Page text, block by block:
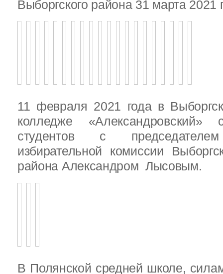
Выборгского района 31 марта 2021
11 февраля 2021 года в
колледже «Александровский»
студентов с председателем
избирательной комиссии
района Александром Лысовым.
В Полянской средней школе,